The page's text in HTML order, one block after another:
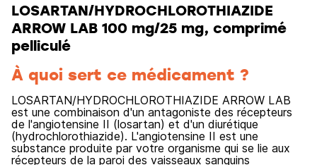
LOSARTAN/HYDROCHLOROTHIAZIDE
ARROW LAB 100 mg/25 mg, comprimé
pelliculé
À quoi sert ce médicament ?
LOSARTAN/HYDROCHLOROTHIAZIDE ARROW LAB
est une combinaison d'un antagoniste des récepteurs
de l'angiotensine II (losartan) et d'un diurétique
(hydrochlorothiazide). L'angiotensine II est une
substance produite par votre organisme qui se lie aux
récepteurs de la paroi des vaisseaux sanguins